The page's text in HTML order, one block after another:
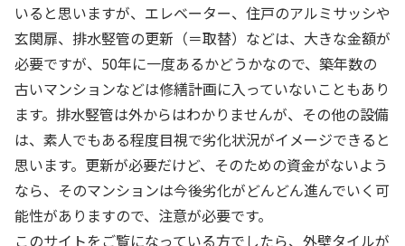
いると思いますが、エレベーター、住戸のアルミサッシや
玄関扉、排水竪管の更新（＝取替）などは、大きな金額が
必要ですが、50年に一度あるかどうかなので、築年数の
古いマンションなどは修繕計画に入っていないこともあり
ます。排水竪管は外からはわかりませんが、その他の設備
は、素人でもある程度目視で劣化状況がイメージできると
思います。更新が必要だけど、そのための資金がないよう
なら、そのマンションは今後劣化がどんどん進んでいく可
能性がありますので、注意が必要です。
このサイトをご覧になっている方でしたら、外壁タイルが